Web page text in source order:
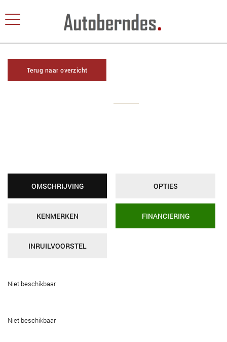
Terug naar overzicht
OMSCHRIJVING OPTIES
KENMERKEN FINANCIERING
INRUILVOORSTEL
Niet beschikbaar
Niet beschikbaar